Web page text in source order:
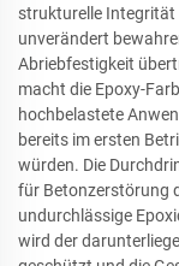
strukturelle Integrität
unverändert
Abriebfestigkeit
macht die Epoxy-
hochbelastete
bereits im ersten
würden. Die
für Betonzerstörung
undurchlässige
wird der